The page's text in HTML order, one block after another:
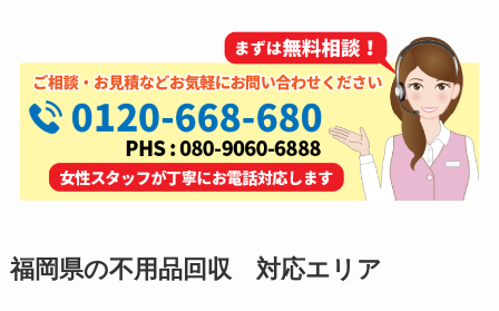
福岡県の不用品回収 対応エリア